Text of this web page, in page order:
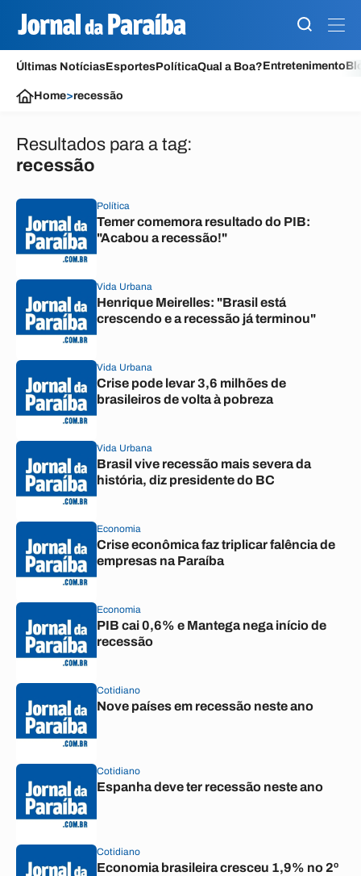
Últimas NotíciasEsportesPolíticaQual a Boa?Entretenimento
Home>recessão
Resultados para a tag:
recessão
Política
Temer comemora resultado do PIB:
"Acabou a recessão!"
Vida Urbana
Henrique Meirelles: "Brasil está
crescendo e a recessão já terminou"
Vida Urbana
Crise pode levar 3,6 milhões de
brasileiros de volta à pobreza
Vida Urbana
Brasil vive recessão mais severa da
história, diz presidente do BC
Economia
Crise econômica faz triplicar falência de
empresas na Paraíba
Economia
PIB cai 0,6% e Mantega nega início de
recessão
Cotidiano
Nove países em recessão neste ano
Cotidiano
Espanha deve ter recessão neste ano
Cotidiano
Economia brasileira cresceu 1,9% no 2º